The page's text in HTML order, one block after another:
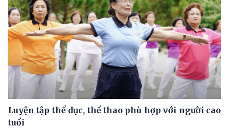
Luyện tập thể dục, thể thao phù hợp với người cao
tuổi